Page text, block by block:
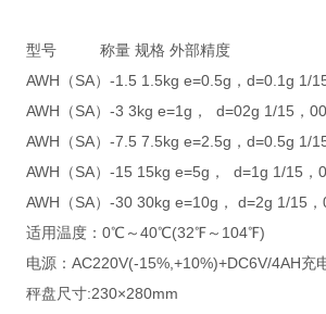
型号 称量 规格 外部精度
AWH（SA）-1.5 1.5kg e=0.5g，d=0.1g 1/
AWH（SA）-3 3kg e=1g， d=02g 1/15，
AWH（SA）-7.5 7.5kg e=2.5g，d=0.5g 1/
AWH（SA）-15 15kg e=5g， d=1g 1/15，
AWH（SA）-30 30kg e=10g， d=2g 1/15
适用温度：0℃～40℃(32℉～104℉)
电源：AC220V(-15%,+10%)+DC6V/4AH充
秤盘尺寸:230×280mm